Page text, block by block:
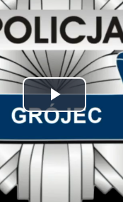
Odtwórz
wideo